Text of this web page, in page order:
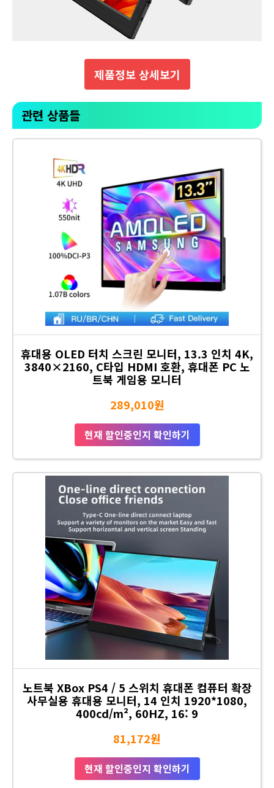
제품정보 상세보기
관련 상품들
휴대용 OLED 터치 스크린 모니터, 13.3 인치 4K,
3840×2160, C타입 HDMI 호환, 휴대폰 PC 노
트북 게임용 모니터
289,010원
현재 할인중인지 확인하기
노트북 XBox PS4 / 5 스위치 휴대폰 컴퓨터 확장
사무실용 휴대용 모니터, 14 인치 1920*1080,
400cd/m², 60HZ, 16: 9
81,172원
현재 할인중인지 확인하기